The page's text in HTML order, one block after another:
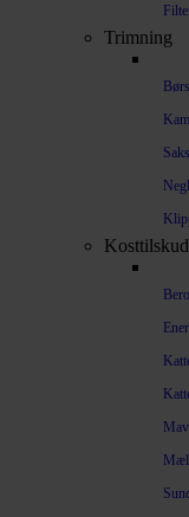
Trimning
Kosttilskud